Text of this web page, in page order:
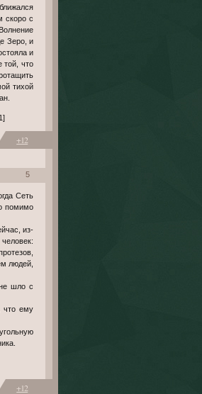
скоро с
Зеро, и
и
той, что
тихой
+12
5
помимо
из-
людей,
шло с
что ему
+12